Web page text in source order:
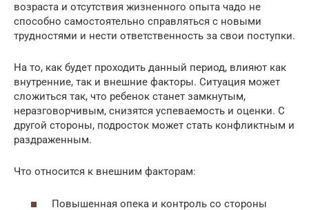
возраста и отсутствия жизненного опыта чадо не
способно самостоятельно справляться с новыми
трудностями и нести ответственность за свои поступки.
На то, как будет проходить данный период, влияют как
внутренние, так и внешние факторы. Ситуация может
сложиться так, что ребенок станет замкнутым,
неразговорчивым, снизятся успеваемость и оценки. С
другой стороны, подросток может стать конфликтным и
раздраженным.
Что относится к внешним факторам:
Повышенная опека и контроль со стороны